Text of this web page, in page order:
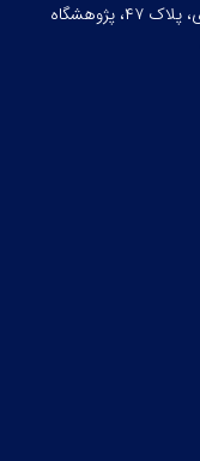
خ انقلاب، خیابان ابوریحان، خیابان نظری، پلاک ۴۷، پژوهشگاه